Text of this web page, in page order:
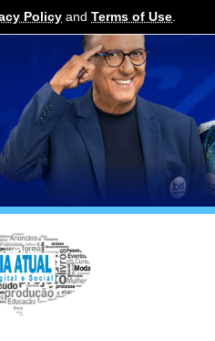
Policy and Terms of Use.